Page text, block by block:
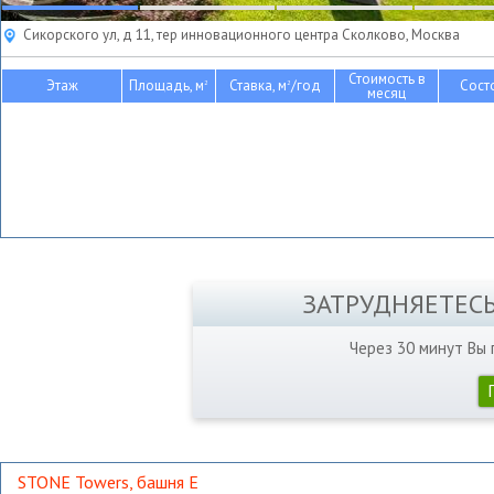
Сикорского ул, д 11, тер инновационного центра Сколково, Москва
Этаж Площадь, м2 Ставка, м2/год Стоимость в
месяц
Через 30 минут Вы
STONE Towers, башня Е